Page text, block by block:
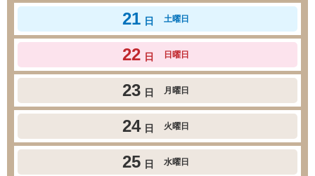
21 日 土曜日
22 日 日曜日
23 日 月曜日
24 日 火曜日
25 日 水曜日